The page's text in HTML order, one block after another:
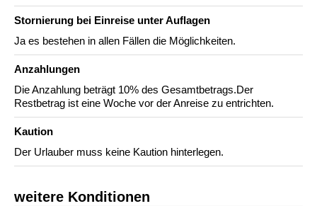
Stornierung bei Einreise unter Auflagen
Ja es bestehen in allen Fällen die Möglichkeiten.
Anzahlungen
Die Anzahlung beträgt 10% des Gesamtbetrags.Der
Restbetrag ist eine Woche vor der Anreise zu entrichten.
Kaution
Der Urlauber muss keine Kaution hinterlegen.
weitere Konditionen